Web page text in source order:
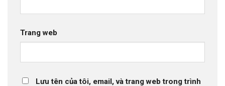
Trang web
Lưu tên của tôi, email, và trang web trong trình